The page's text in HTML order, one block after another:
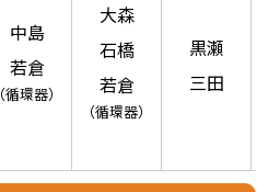
中島
若倉
（循環器）
大森
石橋
若倉
（循環器）
黒瀬
三田